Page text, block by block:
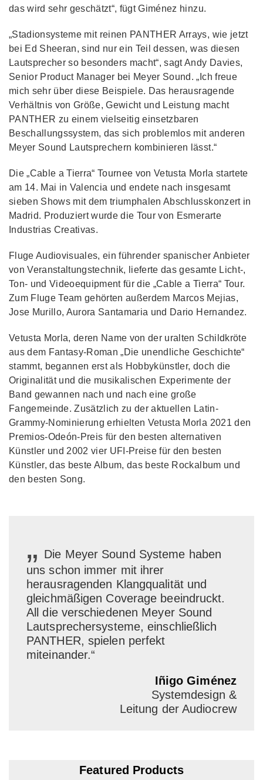
das wird sehr geschätzt“, fügt Giménez hinzu.
„Stadionsysteme mit reinen PANTHER Arrays, wie jetzt
bei Ed Sheeran, sind nur ein Teil dessen, was diesen
Lautsprecher so besonders macht“, sagt Andy Davies,
Senior Product Manager bei Meyer Sound. „Ich freue
mich sehr über diese Beispiele. Das herausragende
Verhältnis von Größe, Gewicht und Leistung macht
PANTHER zu einem vielseitig einsetzbaren
Beschallungssystem, das sich problemlos mit anderen
Meyer Sound Lautsprechern kombinieren lässt.“
Die „Cable a Tierra“ Tournee von Vetusta Morla startete
am 14. Mai in Valencia und endete nach insgesamt
sieben Shows mit dem triumphalen Abschlusskonzert in
Madrid. Produziert wurde die Tour von Esmerarte
Industrias Creativas.
Fluge Audiovisuales, ein führender spanischer Anbieter
von Veranstaltungstechnik, lieferte das gesamte Licht-,
Ton- und Videoequipment für die „Cable a Tierra“ Tour.
Zum Fluge Team gehörten außerdem Marcos Mejias,
Jose Murillo, Aurora Santamaria und Dario Hernandez.
Vetusta Morla, deren Name von der uralten Schildkröte
aus dem Fantasy-Roman „Die unendliche Geschichte“
stammt, begannen erst als Hobbykünstler, doch die
Originalität und die musikalischen Experimente der
Band gewannen nach und nach eine große
Fangemeinde. Zusätzlich zu der aktuellen Latin-
Grammy-Nominierung erhielten Vetusta Morla 2021 den
Premios-Odeón-Preis für den besten alternativen
Künstler und 2002 vier UFI-Preise für den besten
Künstler, das beste Album, das beste Rockalbum und
den besten Song.
„ Die Meyer Sound Systeme haben
uns schon immer mit ihrer
herausragenden Klangqualität und
gleichmäßigen Coverage beeindruckt.
All die verschiedenen Meyer Sound
Lautsprechersysteme, einschließlich
PANTHER, spielen perfekt
miteinander.“
Iñigo Giménez
Systemdesign &
Leitung der Audiocrew
Featured Products